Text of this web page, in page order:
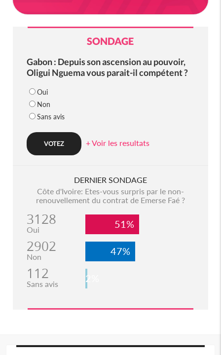
SONDAGE
Gabon : Depuis son ascension au pouvoir,
Oligui Nguema vous parait-il compétent ?
Oui
Non
Sans avis
+ Voir les resultats
DERNIER SONDAGE
Côte d'Ivoire: Etes-vous surpris par le non-
renouvellement du contrat de Emerse Faé ?
3128
Oui 51%
2902
Non 47%
112
Sans avis 2%